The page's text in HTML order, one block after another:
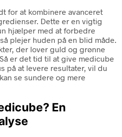
for at kombinere avanceret
Dette er en vigtig
hjælper med at forbedre
plejer huden på en blid måde.
der lover guld og grønne
er det tid til at give medicube
på at levere resultater, vil du
se sundere og mere
En